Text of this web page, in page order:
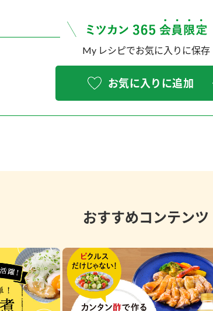
My レシピでお気に入りに保存
お気に入りに追加
おすすめコンテンツ